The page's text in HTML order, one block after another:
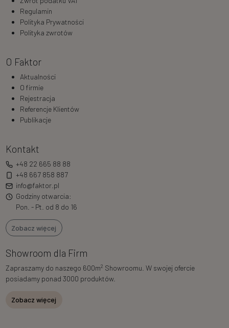
Regulamin
Polityka Prywatności
Polityka zwrotów
O Faktor
Aktualności
O firmie
Rejestracja
Referencje Klientów
Publikacje
Kontakt
+48 22 665 88 88
+48 667 858 887
info@faktor.pl
Godziny otwarcia:
Pon. - Pt. od 8 do 16
Zobacz więcej
Showroom dla Firm
Zapraszamy do naszego 600m2 Showroomu. W swojej ofercie
posiadamy ponad 3000 produktów.
Zobacz więcej